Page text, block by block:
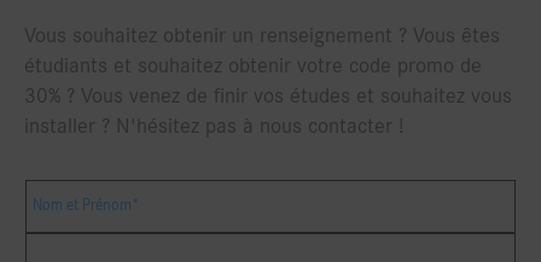
Vous souhaitez obtenir un renseignement ? Vous êtes
étudiants et souhaitez obtenir votre code promo de
30% ? Vous venez de finir vos études et souhaitez vous
installer ? N'hésitez pas à nous contacter !
Nom et Prénom*